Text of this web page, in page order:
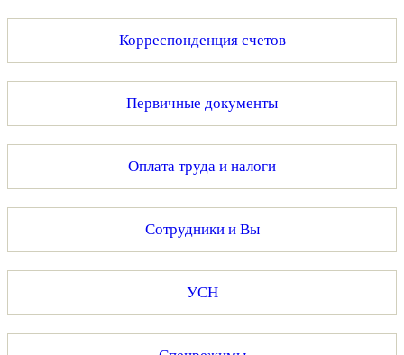
Корреспонденция счетов
Первичные документы
Оплата труда и налоги
Сотрудники и Вы
УСН